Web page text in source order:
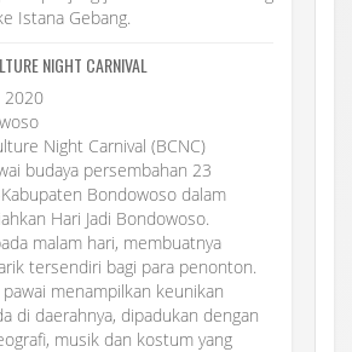
Istana Gebang.
NIGHT CARNIVAL
2020
Night Carnival (BCNC)
budaya persembahan 23
Bondowoso dalam
Hari Jadi Bondowoso.
malam hari, membuatnya
tersendiri bagi para penonton.
menampilkan keunikan
di daerahnya, dipadukan dengan
musik dan kostum yang